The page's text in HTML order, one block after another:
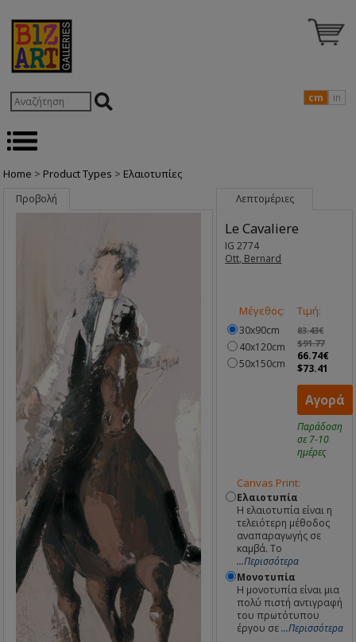
cm in
Home > Product Types > Ελαιοτυπίες
Προβολή Λεπτομέριες
Le Cavaliere
IG 2774
Ott, Bernard
Μέγεθος:
30x90cm
40x120cm
50x150cm
Τιμή:
83.43€
$91.77
66.74€
$73.41
Αγορά
Παράδοση
σε 7-10
ημέρες
Canvas Print:
Ελαιοτυπία
Η ελαιοτυπία είναι η
τελειότερη μέθοδος
αναπαραγωγής σε
καμβά. Το
...Περισσότερα
Μονοτυπία
Η μονοτυπία είναι μια
πολύ πιστή αντιγραφή
του πρωτότυπου
έργου σε...Περισσότερα